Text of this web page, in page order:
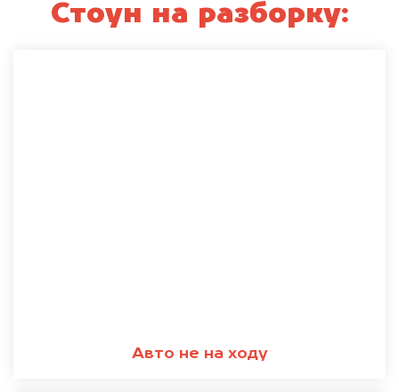
Стоун на разборку:
Авто не на ходу